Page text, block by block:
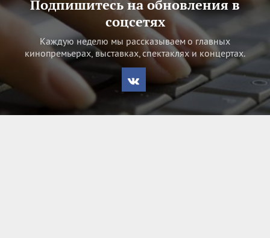
Подпишитесь на обновления в
соцсетях
Каждую неделю мы рассказываем о главных
кинопремьерах, выставках, спектаклях и концертах.